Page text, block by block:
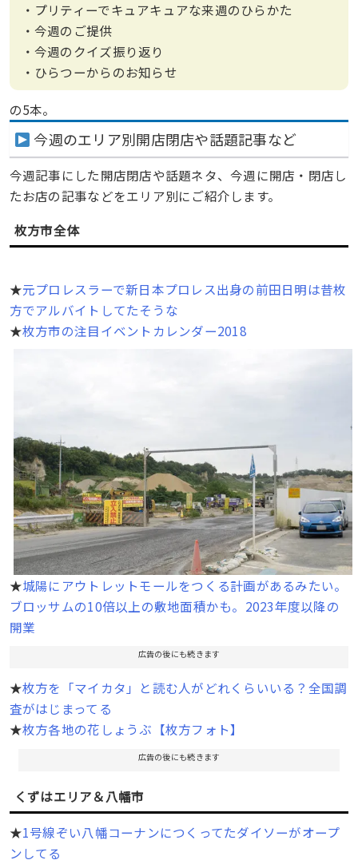
・プリティーでキュアキュアな来週のひらかた
・今週のご提供
・今週のクイズ振り返り
・ひらつーからのお知らせ
の5本。
今週のエリア別開店閉店や話題記事など
今週記事にした開店閉店や話題ネタ、今週に開店・閉店し
たお店の記事などをエリア別にご紹介します。
枚方市全体
★元プロレスラーで新日本プロレス出身の前田日明は昔枚
方でアルバイトしてたそうな
★枚方市の注目イベントカレンダー2018
★城陽にアウトレットモールをつくる計画があるみたい。
ブロッサムの10倍以上の敷地面積かも。2023年度以降の
開業
広告の後にも続きます
★枚方を「マイカタ」と読む人がどれくらいいる？全国調
査がはじまってる
★枚方各地の花しょうぶ【枚方フォト】
広告の後にも続きます
くずはエリア＆八幡市
★1号線ぞい八幡コーナンにつくってたダイソーがオープ
ンしてる